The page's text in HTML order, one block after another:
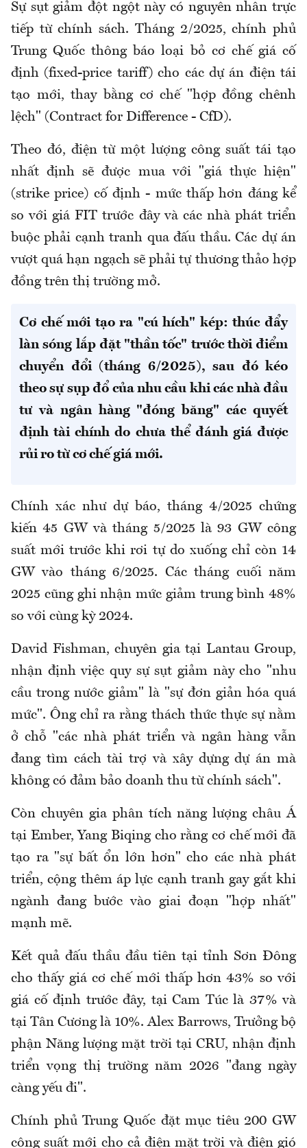
Sự sụt giảm đột ngột này có nguyên nhân trực
tiếp từ chính sách. Tháng 2/2025, chính phủ
Trung Quốc thông báo loại bỏ cơ chế giá cố
định (fixed-price tariff) cho các dự án điện tái
tạo mới, thay bằng cơ chế "hợp đồng chênh
lệch" (Contract for Difference - CfD).
Theo đó, điện từ một lượng công suất tái tạo
nhất định sẽ được mua với "giá thực hiện"
(strike price) cố định - mức thấp hơn đáng kể
so với giá FIT trước đây và các nhà phát triển
buộc phải cạnh tranh qua đấu thầu. Các dự án
vượt quá hạn ngạch sẽ phải tự thương thảo hợp
đồng trên thị trường mở.
Cơ chế mới tạo ra "cú hích" kép: thúc đẩy
làn sóng lắp đặt "thần tốc" trước thời điểm
chuyển đổi (tháng 6/2025), sau đó kéo
theo sự sụp đổ của nhu cầu khi các nhà đầu
tư và ngân hàng "đóng băng" các quyết
định tài chính do chưa thể đánh giá được
rủi ro từ cơ chế giá mới.
Chính xác như dự báo, tháng 4/2025 chứng
kiến 45 GW và tháng 5/2025 là 93 GW công
suất mới trước khi rơi tự do xuống chỉ còn 14
GW vào tháng 6/2025. Các tháng cuối năm
2025 cũng ghi nhận mức giảm trung bình 48%
so với cùng kỳ 2024.
David Fishman, chuyên gia tại Lantau Group,
nhận định việc quy sự sụt giảm này cho "nhu
cầu trong nước giảm" là "sự đơn giản hóa quá
mức". Ông chỉ ra rằng thách thức thực sự nằm
ở chỗ "các nhà phát triển và ngân hàng vẫn
đang tìm cách tài trợ và xây dựng dự án mà
không có đảm bảo doanh thu từ chính sách".
Còn chuyên gia phân tích năng lượng châu Á
tại Ember, Yang Biqingcho rằng cơ chế mới đã
tạo ra "sự bất ổn lớn hơn" cho các nhà phát
triển, cộng thêm áp lực cạnh tranh gay gắt khi
ngành đang bước vào giai đoạn "hợp nhất"
mạnh mẽ.
Kết quả đấu thầu đầu tiên tại tỉnh Sơn Đông
cho thấy giá cơ chế mới thấp hơn 43% so với
giá cố định trước đây, tại Cam Túc là 37% và
tại Tân Cương là 10%. Alex Barrows, Trưởng bộ
phận Năng lượng mặt trời tại CRU, nhận định
triển vọng thị trường năm 2026 "đang ngày
càng yếu đi".
Chính phủ Trung Quốc đặt mục tiêu 200 GW
công suất mới cho cả điện mặt trời và điện gió